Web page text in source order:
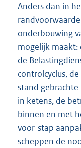
Anders dan in
onderbouwing
mogelijk maakt:
de
controlcyclus,
stand
in ketens, de
binnen en met
voor-stap
scheppen de